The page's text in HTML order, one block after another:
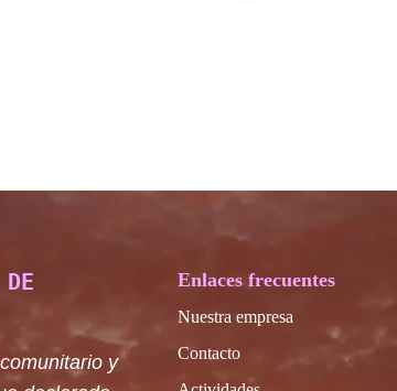
y
Enlaces frecuentes
Nuestra empresa
Contacto